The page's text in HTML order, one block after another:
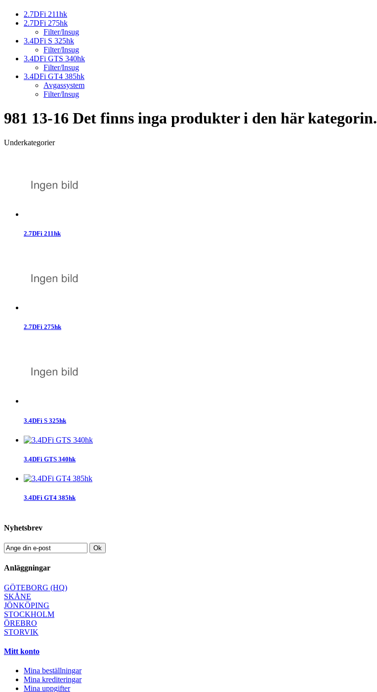
2.7DFi 211hk
2.7DFi 275hk
Filter/Insug
3.4DFi S 325hk
Filter/Insug
3.4DFi GTS 340hk
Filter/Insug
3.4DFi GT4 385hk
Avgassystem
Filter/Insug
981 13-16 Det finns inga produkter i den här kategorin.
Underkategorier
2.7DFi 211hk
2.7DFi 275hk
3.4DFi S 325hk
3.4DFi GTS 340hk
3.4DFi GT4 385hk
Nyhetsbrev
Ok
Anläggningar
GÖTEBORG (HQ)
SKÅNE
JÖNKÖPING
STOCKHOLM
ÖREBRO
STORVIK
Mitt konto
Mina beställningar
Mina krediteringar
Mina uppgifter